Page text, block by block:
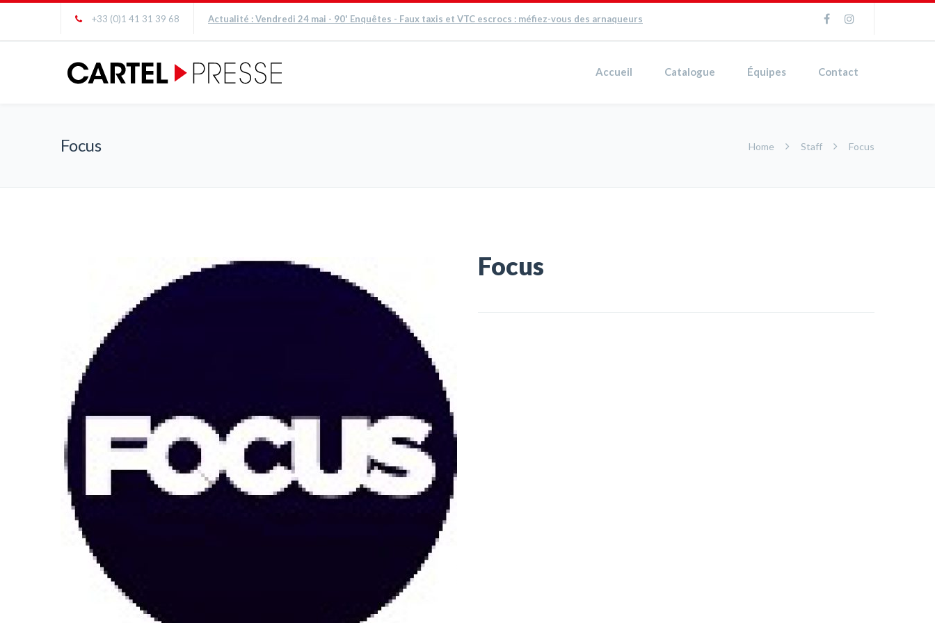
+33 (0)1 41 31 39 68 Actualité : Vendredi 24 mai - 90' Enquêtes - Faux taxis et VTC escrocs : méfiez-vous des arnaqueurs
Accueil Catalogue Équipes Contact
Focus Home Staff Focus
Focus